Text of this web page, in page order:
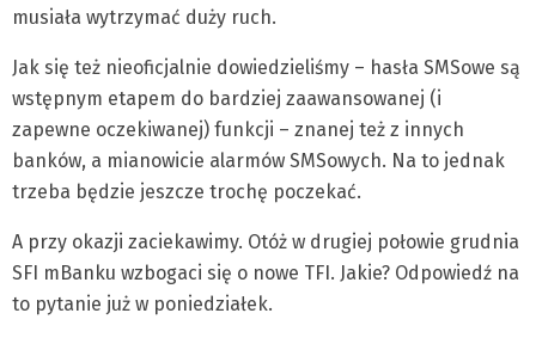
musiała wytrzymać duży ruch.
Jak się też nieoficjalnie dowiedzieliśmy – hasła SMSowe są
wstępnym etapem do bardziej zaawansowanej (i
zapewne oczekiwanej) funkcji – znanej też z innych
banków, a mianowicie alarmów SMSowych. Na to jednak
trzeba będzie jeszcze trochę poczekać.
A przy okazji zaciekawimy. Otóż w drugiej połowie grudnia
SFI mBanku wzbogaci się o nowe TFI. Jakie? Odpowiedź na
to pytanie już w poniedziałek.